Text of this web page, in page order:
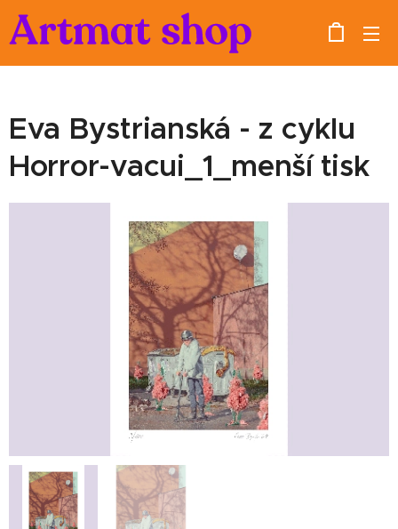
Eva Bystrianská - z cyklu
Horror-vacui_1_menší tisk